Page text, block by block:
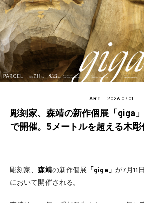
ART 2026.07.01
彫刻家、森靖の新作個展「giga
で開催。5メートルを超える木
彫刻家、森靖の新作個展 「giga」 が7⽉11
において開催される。